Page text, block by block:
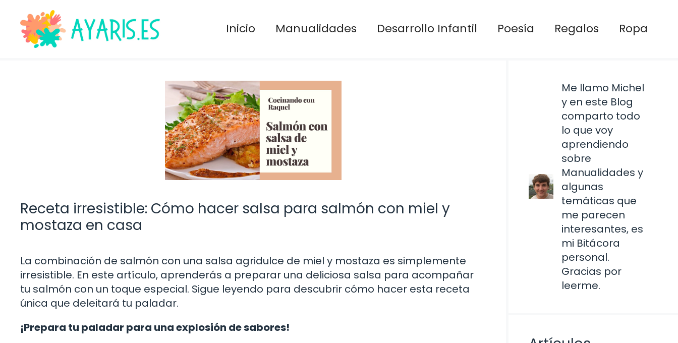
contenido
Inicio Manualidades Desarrollo Infantil Poesía Regalos Ropa
Receta irresistible: Cómo hacer salsa para salmón con miel y
mostaza en casa
La combinación de salmón con una salsa agridulce de miel y mostaza es simplemente
irresistible. En este artículo, aprenderás a preparar una deliciosa salsa para acompañar
tu salmón con un toque especial. Sigue leyendo para descubrir cómo hacer esta receta
única que deleitará tu paladar.
¡Prepara tu paladar para una explosión de sabores!
Me llamo Michel
y en este Blog
comparto todo
lo que voy
aprendiendo
sobre
Manualidades y
algunas
temáticas que
me parecen
interesantes, es
mi Bitácora
personal.
Gracias por
leerme.